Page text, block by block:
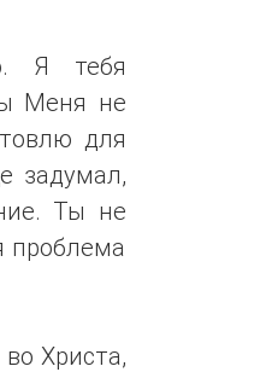
Я тебя
Меня не
для
задумал,
Ты не
проблема
Христа,